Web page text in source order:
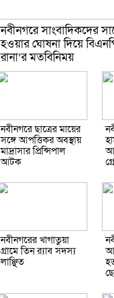
নবীনগরে সাংবাদিকদের
হওয়ার ঘোষনা দিয়ে
রানা’র মতবিনিময়
নবীনগরে ছাত্রের মায়ের
সঙ্গে আপত্তিকর অবস্থায়
মাদ্রাসার প্রিন্সিপাল
আটক
নবীনগরের খাগাতুয়া
গ্রামে তিন র‍্যাব সদস্য
লাঞ্ছিত